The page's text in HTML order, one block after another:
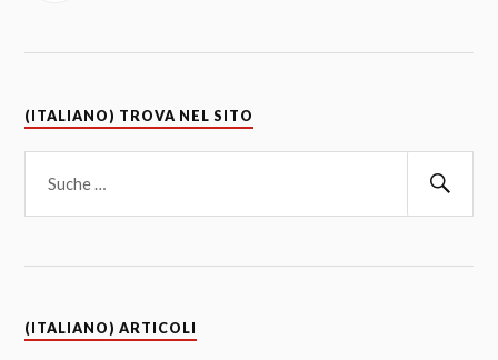
(ITALIANO) TROVA NEL SITO
(ITALIANO) ARTICOLI